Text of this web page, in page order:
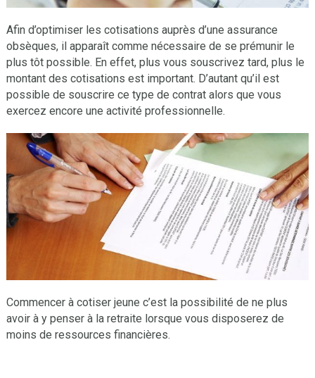
Afin d’optimiser les cotisations auprès d’une assurance
obsèques, il apparaît comme nécessaire de se prémunir le
plus tôt possible. En effet, plus vous souscrivez tard, plus le
montant des cotisations est important. D’autant qu’il est
possible de souscrire ce type de contrat alors que vous
exercez encore une activité professionnelle.
Commencer à cotiser jeune c’est la possibilité de ne plus
avoir à y penser à la retraite lorsque vous disposerez de
moins de ressources financières.